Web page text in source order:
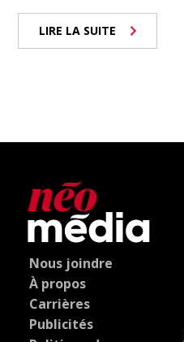
LIRE LA SUITE
Nous joindre
À propos
Carrières
Publicités